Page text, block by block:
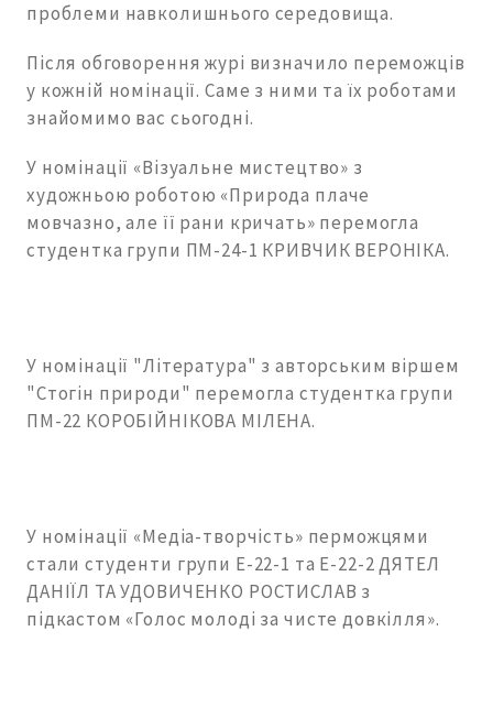
проблеми навколишнього середовища.
Після обговорення журі визначило переможців
у кожній номінації. Саме з ними та їх роботами
знайомимо вас сьогодні.
У номінації «Візуальне мистецтво» з
художньою роботою «Природа плаче
мовчазно, але її рани кричать» перемогла
студентка групи ПМ-24-1 КРИВЧИК ВЕРОНІКА.
У номінації "Література" з авторським віршем
"Стогін природи" перемогла студентка групи
ПМ-22 КОРОБІЙНІКОВА МІЛЕНА.
У номінації «Медіа-творчість» перможцями
стали студенти групи Е-22-1 та Е-22-2 ДЯТЕЛ
ДАНІЇЛ ТА УДОВИЧЕНКО РОСТИСЛАВ з
підкастом «Голос молоді за чисте довкілля».